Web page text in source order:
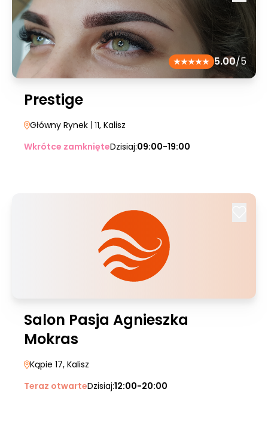
5.00/5
Prestige
Główny Rynek | 11, Kalisz
Wkrótce zamknięteDzisiaj:09:00-19:00
Salon Pasja Agnieszka
Mokras
Kąpie 17, Kalisz
Teraz otwarteDzisiaj:12:00-20:00